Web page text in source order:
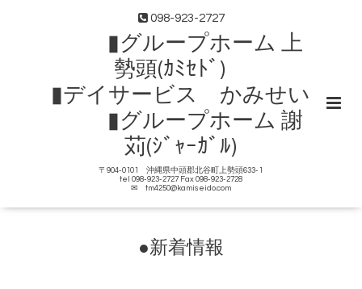
098-923-2727
▮グループホーム 上
勢頭(ｶﾐｾﾄﾞ)
▮デイサービス かみせい
▮グループホーム 謝
苅(ｼﾞｬｰｶﾞﾙ)
〒904-0101 沖縄県中頭郡北谷町上勢頭633-1
tel 098-923-2727 Fax 098-923-2728
✉ tm4250@kamiseido.com
●新着情報